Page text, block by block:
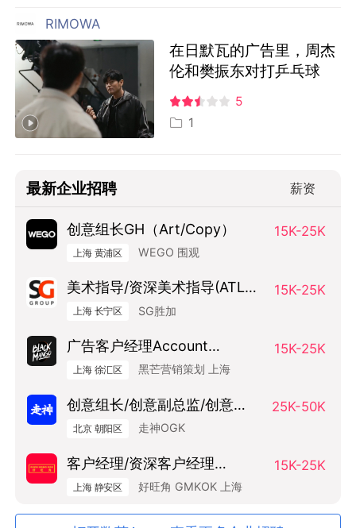
RIMOWA
在日默瓦的广告里，周杰
伦和樊振东对打乒乓球
5
1
最新企业招聘 薪资
创意组长GH（Art/Copy） 15K-25K
上海 黄浦区 WEGO 围观
美术指导/资深美术指导(ATL方
向）
15K-25K
上海 长宁区 SG胜加
广告客户经理Account
Manager
15K-25K
上海 徐汇区 黑芒营销策划 上海
创意组长/创意副总监/创意总
监（Art Base）
25K-50K
北京 朝阳区 走神OGK
客户经理/资深客户经理
SAM/AM
15K-25K
上海 静安区 好旺角 GMKOK 上海